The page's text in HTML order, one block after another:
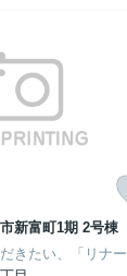
ご見学・住宅ロ
お気軽にご来場下
※スタッフ複数現
【HPリニュー
いつもこのまち
この度、公式ホ
PC・スマホで
新しくなった
新富町1期 2号棟